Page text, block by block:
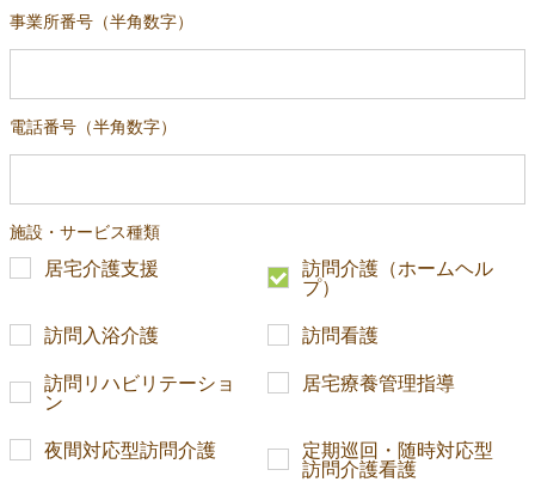
事業所番号（半角数字）
電話番号（半角数字）
施設・サービス種類
居宅介護支援
訪問介護（ホームヘル
プ）
訪問入浴介護 訪問看護
訪問リハビリテーショ
ン
居宅療養管理指導
夜間対応型訪問介護
定期巡回・随時対応型
訪問介護看護